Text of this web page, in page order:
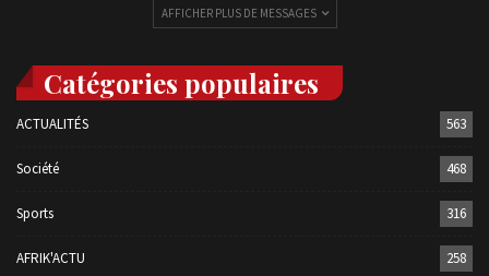
AFFICHER PLUS DE MESSAGES
Catégories populaires
ACTUALITÉS 563
Société 468
Sports 316
AFRIK'ACTU 258